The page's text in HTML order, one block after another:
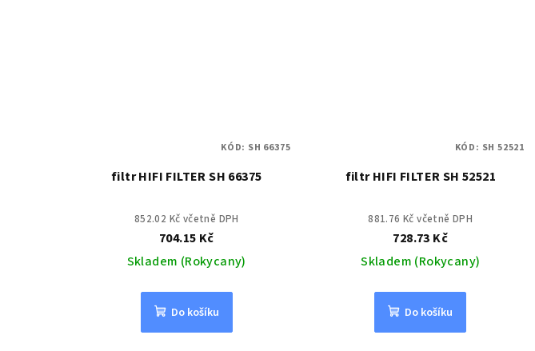
filtr HIFI FILTER SH 66375
852.02 Kč včetně DPH
704.15 Kč
Skladem (Rokycany)
Do košíku
KÓD: SH 66375
filtr HIFI FILTER SH 52521
881.76 Kč včetně DPH
728.73 Kč
Skladem (Rokycany)
Do košíku
KÓD: SH 52521